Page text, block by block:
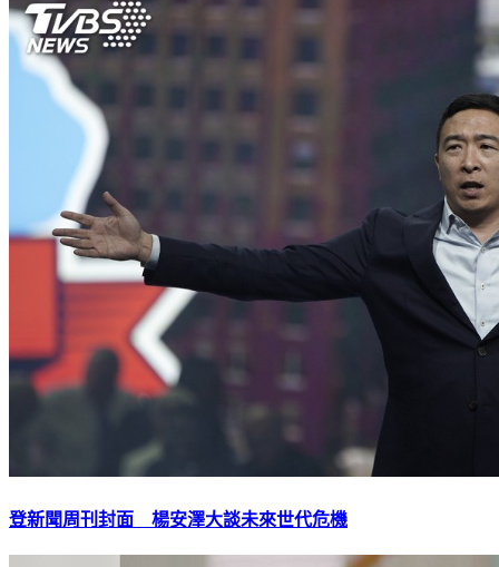
登新聞周刊封面 楊安澤大談未來世代危機